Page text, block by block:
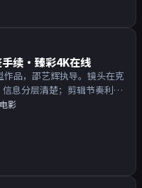
手续·臻彩4K在线
作品，邵艺辉执导。镜头在克
息分层清楚；剪辑节奏利
演以演技派为主，适合喜欢
影